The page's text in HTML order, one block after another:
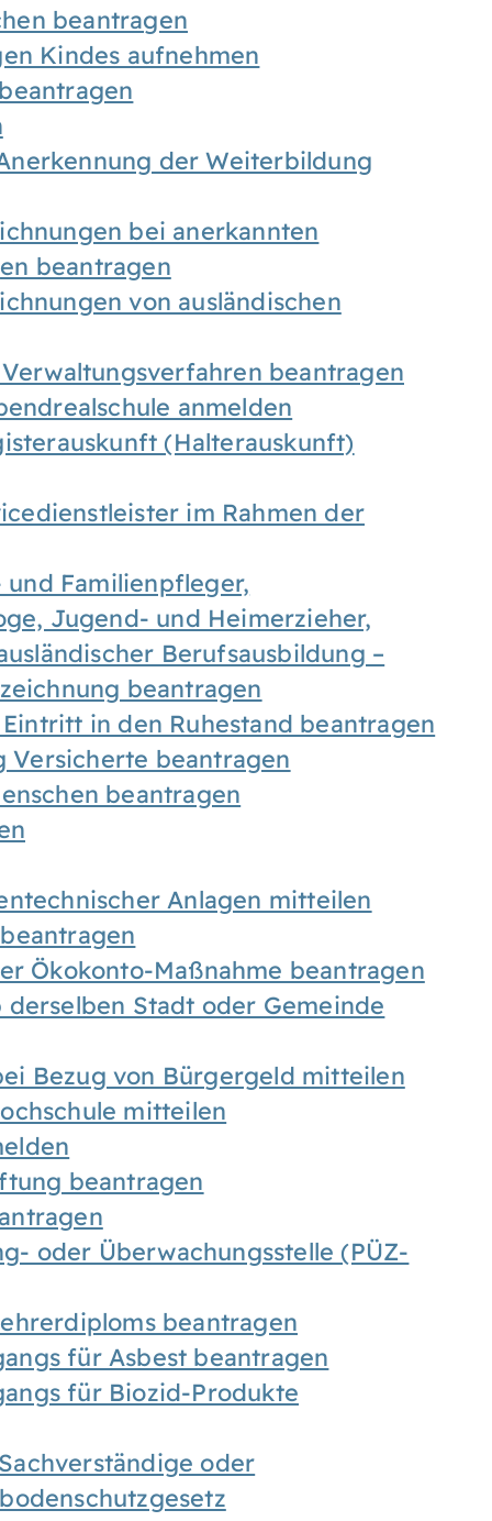
beantragen
Kindes aufnehmen
der Weiterbildung
bei anerkannten
beantragen
von ausländischen
beantragen
anmelden
(Halterauskunft)
im Rahmen der
Familienpfleger,
Jugend- und Heimerzieher,
Berufsausbildung –
beantragen
in den Ruhestand beantragen
Versicherte beantragen
beantragen
Anlagen mitteilen
Ökokonto-Maßnahme beantragen
Stadt oder Gemeinde
Bezug von Bürgergeld mitteilen
mitteilen
beantragen
oder Überwachungsstelle (PÜZ-
beantragen
für Asbest beantragen
für Biozid-Produkte
oder